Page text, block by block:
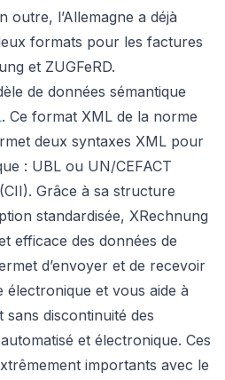
outre, l’Allemagne a déjà
formats pour les factures
et ZUGFeRD.
de données sémantique
. Ce format XML de la norme
deux syntaxes XML pour
: UBL ou UN/CEFACT
Grâce à sa structure
standardisée, XRechnung
efficace des données de
d’envoyer et de recevoir
électronique et vous aide à
discontinuité des
et électronique. Ces
importants avec le